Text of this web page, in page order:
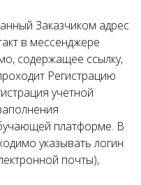
Заказчиком адрес
в мессенджере
содержащее ссылку,
Регистрацию
учетной
платформе. В
указывать логин
почты),